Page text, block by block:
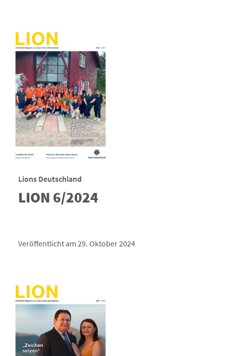
Lions Deutschland
LION 6/2024
Veröffentlicht am 29. Oktober 2024